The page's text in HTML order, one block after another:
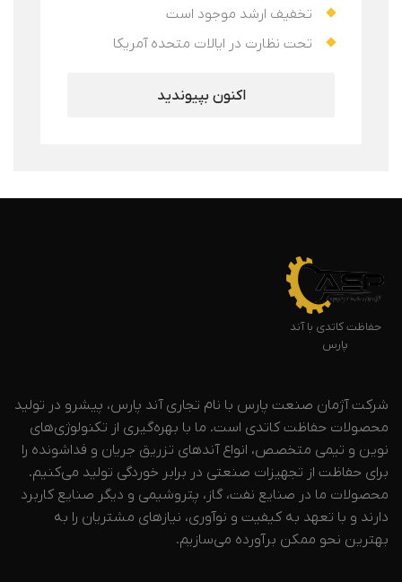
تخفیف ارشد موجود است
تحت نظارت در ایالات متحده آمریکا
اکنون بپیوندید
حفاظت کاتدی با آند
پارس
شرکت آژمان صنعت پارس با نام تجاری آند پارس، پیشرو در تولید
محصولات حفاظت کاتدی است. ما با بهره‌گیری از تکنولوژی‌های
نوین و تیمی متخصص، انواع آندهای تزریق جریان و فداشونده را
برای حفاظت از تجهیزات صنعتی در برابر خوردگی تولید می‌کنیم.
محصولات ما در صنایع نفت، گاز، پتروشیمی و دیگر صنایع کاربرد
دارند و با تعهد به کیفیت و نوآوری، نیازهای مشتریان را به
بهترین نحو ممکن برآورده می‌سازیم.